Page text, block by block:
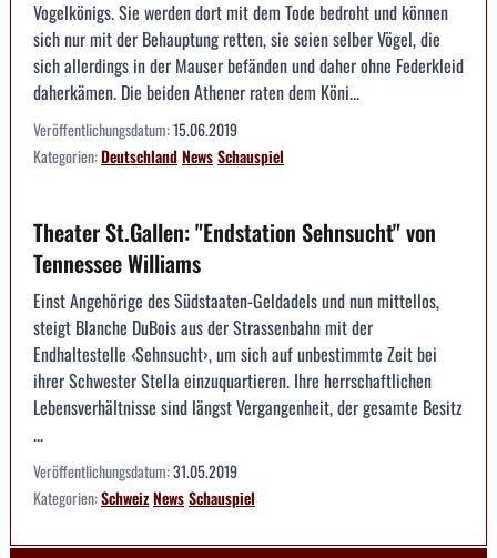
Vogelkönigs. Sie werden dort mit dem Tode bedroht und können
sich nur mit der Behauptung retten, sie seien selber Vögel, die
sich allerdings in der Mauser befänden und daher ohne Federkleid
daherkämen. Die beiden Athener raten dem Köni...
Veröffentlichungsdatum:15.06.2019
Kategorien:DeutschlandNewsSchauspiel
Theater St.Gallen: "Endstation Sehnsucht" von
Tennessee Williams
Einst Angehörige des Südstaaten-Geldadels und nun mittellos,
steigt Blanche DuBois aus der Strassenbahn mit der
Endhaltestelle ‹Sehnsucht›, um sich auf unbestimmte Zeit bei
ihrer Schwester Stella einzuquartieren. Ihre herrschaftlichen
Lebensverhältnisse sind längst Vergangenheit, der gesamte Besitz
...
Veröffentlichungsdatum:31.05.2019
Kategorien:SchweizNewsSchauspiel